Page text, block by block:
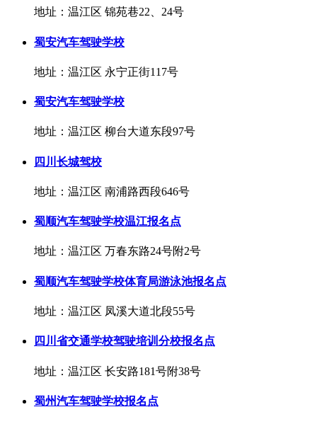
地址：温江区 锦苑巷22、24号
蜀安汽车驾驶学校
地址：温江区 永宁正街117号
蜀安汽车驾驶学校
地址：温江区 柳台大道东段97号
四川长城驾校
地址：温江区 南浦路西段646号
蜀顺汽车驾驶学校温江报名点
地址：温江区 万春东路24号附2号
蜀顺汽车驾驶学校体育局游泳池报名点
地址：温江区 凤溪大道北段55号
四川省交通学校驾驶培训分校报名点
地址：温江区 长安路181号附38号
蜀州汽车驾驶学校报名点